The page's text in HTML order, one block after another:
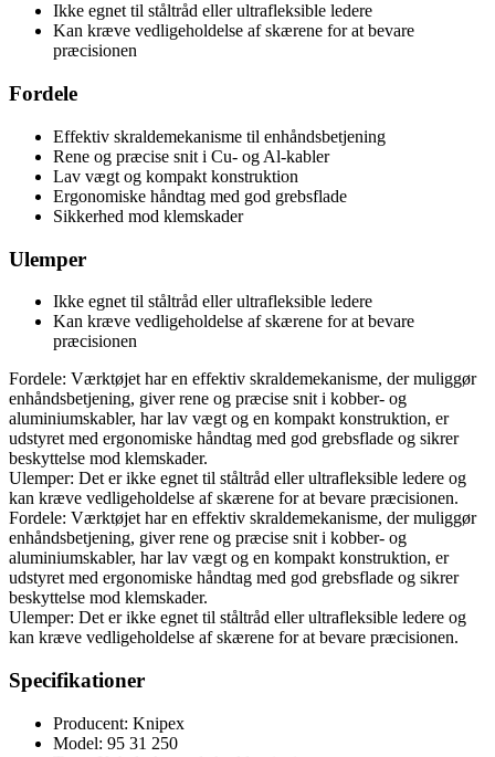
Ikke egnet til ståltråd eller ultrafleksible ledere
Kan kræve vedligeholdelse af skærene for at bevare
præcisionen
Fordele
Effektiv skraldemekanisme til enhåndsbetjening
Rene og præcise snit i Cu- og Al-kabler
Lav vægt og kompakt konstruktion
Ergonomiske håndtag med god grebsflade
Sikkerhed mod klemskader
Ulemper
Ikke egnet til ståltråd eller ultrafleksible ledere
Kan kræve vedligeholdelse af skærene for at bevare
præcisionen
Fordele: Værktøjet har en effektiv skraldemekanisme, der muliggør
enhåndsbetjening, giver rene og præcise snit i kobber- og
aluminiumskabler, har lav vægt og en kompakt konstruktion, er
udstyret med ergonomiske håndtag med god grebsflade og sikrer
beskyttelse mod klemskader.
Ulemper: Det er ikke egnet til ståltråd eller ultrafleksible ledere og
kan kræve vedligeholdelse af skærene for at bevare præcisionen.
Fordele: Værktøjet har en effektiv skraldemekanisme, der muliggør
enhåndsbetjening, giver rene og præcise snit i kobber- og
aluminiumskabler, har lav vægt og en kompakt konstruktion, er
udstyret med ergonomiske håndtag med god grebsflade og sikrer
beskyttelse mod klemskader.
Ulemper: Det er ikke egnet til ståltråd eller ultrafleksible ledere og
kan kræve vedligeholdelse af skærene for at bevare præcisionen.
Specifikationer
Producent: Knipex
Model: 95 31 250